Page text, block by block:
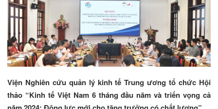
diện đến từ các cơ quan, ban ngành,viện ghiên cứu,hiệp
hội doanh nghiệp, các chuyên gia kinh tế và
cơ quan
truyền thông đến đưa tin.
Viện Nghiên cứu quản lý kinh tế Trung ương tổ chức Hội
thảo “Kinh tế Việt Nam 6 tháng đầu năm và triển vọng cả